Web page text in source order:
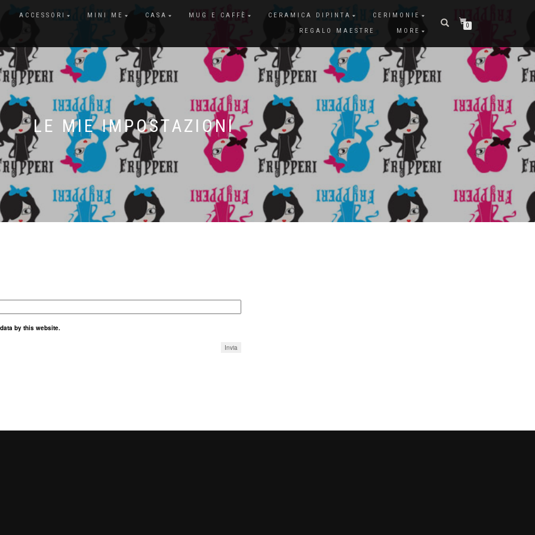
ACCESSORI MINI ME CASA MUG E CAFFÈ CERAMICA DIPINTA
CERIMONIE
REGALO MAESTRE
MORE
0
LE MIE IMPOSTAZIONI
by this website.